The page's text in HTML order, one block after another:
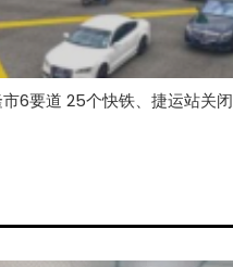
6要道 25个快铁、捷运站关闭